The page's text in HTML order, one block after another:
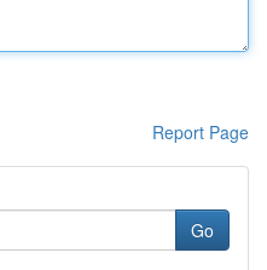
Report Page
Go